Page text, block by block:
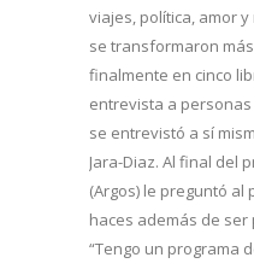
viajes, política, amor
se transformaron
finalmente en cinco
entrevista a
se entrevistó a sí
Jara-Diaz. Al final del
(Argos) le preguntó al
haces además de
“Tengo un programa